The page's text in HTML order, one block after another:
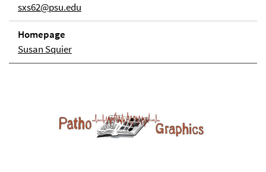
sxs62@psu.edu
Homepage
Susan Squier